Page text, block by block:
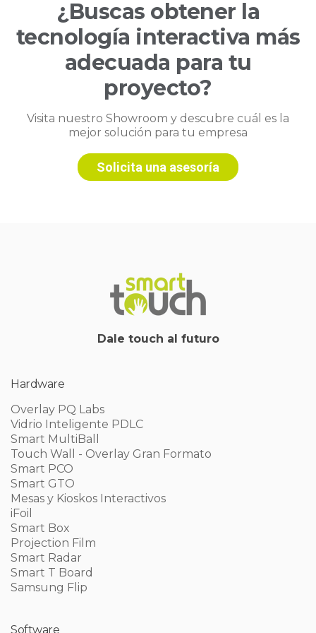
¿Buscas obtener la
tecnología interactiva más
adecuada para tu
proyecto?
Visita nuestro Showroom y descubre cuál es la
mejor solución para tu empresa
Solicita una asesoría
Dale touch al futuro
Hardware
Overlay PQ Labs
Vidrio Inteligente PDLC
Smart MultiBall
Touch Wall - Overlay Gran Formato
Smart PCO
Smart GTO
Mesas y Kioskos Interactivos
iFoil
Smart Box
Projection Film
Smart Radar
Smart T Board
Samsung Flip
Software